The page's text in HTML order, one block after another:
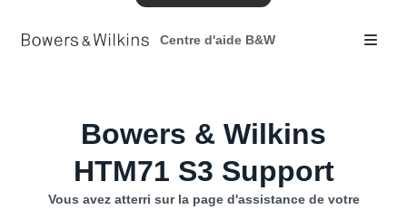
Centre d'aide B&W
Bowers & Wilkins
HTM71 S3 Support
Vous avez atterri sur la page d'assistance de votre